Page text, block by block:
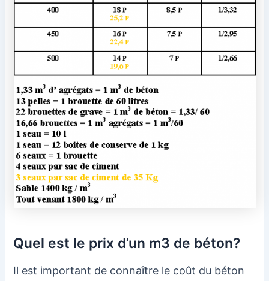
Quel est le prix d’un m3 de béton?
Il est important de connaître le coût du béton